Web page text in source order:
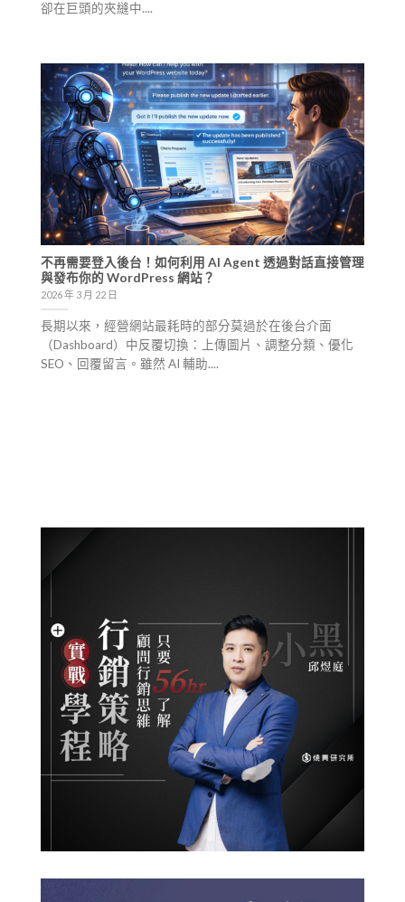
卻在巨頭的夾縫中....
不再需要登入後台！如何利用 AI Agent 透過對話直接管理
與發布你的 WordPress 網站？
2026 年 3 月 22 日
長期以來，經營網站最耗時的部分莫過於在後台介面
（Dashboard）中反覆切換：上傳圖片、調整分類、優化
SEO、回覆留言。雖然 AI 輔助....